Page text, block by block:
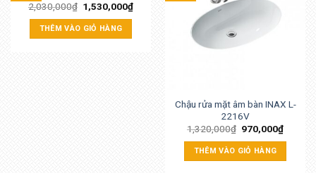
2,030,000₫ 1,530,000₫
THÊM VÀO GIỎ HÀNG
Chậu rửa mặt âm bàn INAX L-
2216V
1,320,000₫ 970,000₫
THÊM VÀO GIỎ HÀNG